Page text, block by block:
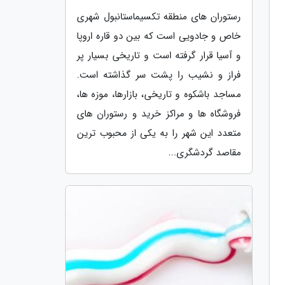
رستوران های منطقه تکسیماستانبول شهری
خاص و جادویی است که بین دو قاره اروپا
و آسیا قرار گرفته است و تاریخی بسیار پر
فراز و نشیب را پشت سر گذاشته است.
مساجد باشکوه و تاریخی، بازارها، موزه ها،
فروشگاه ها و مراکز خرید و رستوران های
متعدد این شهر را به یکی از محبوب ترین
مقاصد گردشگری...